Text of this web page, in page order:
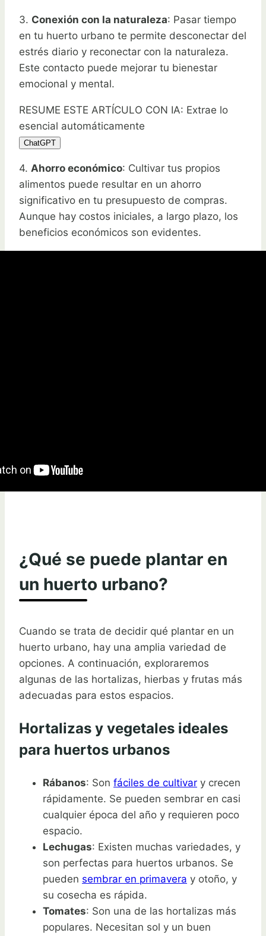
3. Conexión con la naturaleza: Pasar tiempo
en tu huerto urbano te permite desconectar del
estrés diario y reconectar con la naturaleza.
Este contacto puede mejorar tu bienestar
emocional y mental.
RESUME ESTE ARTÍCULO CON IA: Extrae lo
esencial automáticamente
ChatGPT
4. Ahorro económico: Cultivar tus propios
alimentos puede resultar en un ahorro
significativo en tu presupuesto de compras.
Aunque hay costos iniciales, a largo plazo, los
beneficios económicos son evidentes.
¿Qué se puede plantar en
un huerto urbano?
Cuando se trata de decidir qué plantar en un
huerto urbano, hay una amplia variedad de
opciones. A continuación, exploraremos
algunas de las hortalizas, hierbas y frutas más
adecuadas para estos espacios.
Hortalizas y vegetales ideales
para huertos urbanos
Rábanos: Son fáciles de cultivar y crecen
rápidamente. Se pueden sembrar en casi
cualquier época del año y requieren poco
espacio.
Lechugas: Existen muchas variedades, y
son perfectas para huertos urbanos. Se
pueden sembrar en primavera y otoño, y
su cosecha es rápida.
Tomates: Son una de las hortalizas más
populares. Necesitan sol y un buen